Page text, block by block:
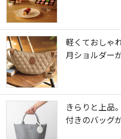
軽くておしゃ
月ショルダー
きらりと上品
付きのバッグ